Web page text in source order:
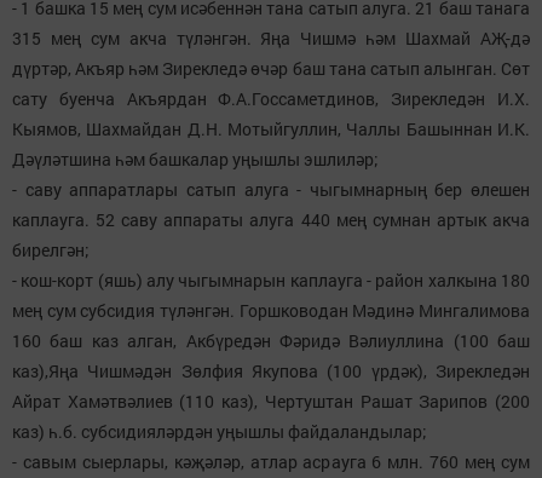
- 1 башка 15 мең сум исәбеннән тана сатып алуга. 21 баш танага
315 мең сум акча түләнгән. Яңа Чишмә һәм Шахмай АҖ-дә
дүртәр, Акъяр һәм Зирекледә өчәр баш тана сатып алынган. Сөт
сату буенча Акъярдан Ф.А.Госсаметдинов, Зирекледән И.Х.
Кыямов, Шахмайдан Д.Н. Мотыйгуллин, Чаллы Башыннан И.К.
Дәүләтшина һәм башкалар уңышлы эшлиләр;
- саву аппаратлары сатып алуга - чыгымнарның бер өлешен
каплауга. 52 саву аппараты алуга 440 мең сумнан артык акча
бирелгән;
- кош-корт (яшь) алу чыгымнарын каплауга - район халкына 180
мең сум субсидия түләнгән. Горшководан Мәдинә Мингалимова
160 баш каз алган, Акбүредән Фәридә Вәлиуллина (100 баш
каз),Яңа Чишмәдән Зөлфия Якупова (100 үрдәк), Зирекледән
Айрат Хамәтвәлиев (110 каз), Чертуштан Рашат Зарипов (200
каз) һ.б. субсидияләрдән уңышлы файдаландылар;
- савым сыерлары, кәҗәләр, атлар асрауга 6 млн. 760 мең сум